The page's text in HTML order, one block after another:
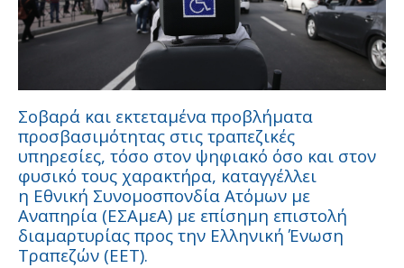
Σοβαρά και εκτεταμένα προβλήματα
προσβασιμότητας στις τραπεζικές
υπηρεσίες, τόσο στον ψηφιακό όσο και στον
φυσικό τους χαρακτήρα, καταγγέλλει
η Εθνική Συνομοσπονδία Ατόμων με
Αναπηρία (ΕΣΑμεΑ) με επίσημη επιστολή
διαμαρτυρίας προς την Ελληνική Ένωση
Τραπεζών (ΕΕΤ).